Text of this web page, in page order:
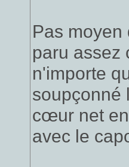
Pas
paru assez
n'importe
soupçonné
cœur net
avec le